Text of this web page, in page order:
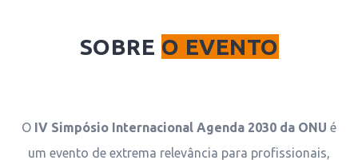
SOBRE O EVENTO
O IV Simpósio Internacional Agenda 2030 da ONU é
um evento de extrema relevância para profissionais,